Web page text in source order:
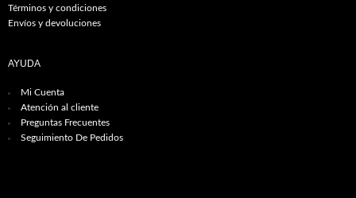
Términos y condiciones
Envíos y devoluciones
AYUDA
Mi Cuenta
Atención al cliente
Preguntas Frecuentes
Seguimiento De Pedidos